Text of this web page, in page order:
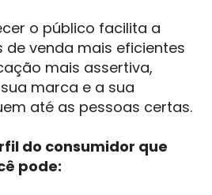
o público facilita a
de venda mais eficientes
mais assertiva,
marca e a sua
até as pessoas certas.
do consumidor que
pode: